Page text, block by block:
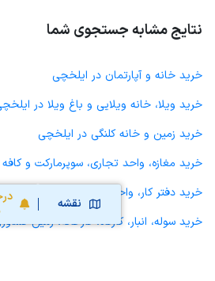
نقشه
نتایج مشابه جستجوی شما
خرید خانه و آپارتمان در ایلخچی
خرید ویلا، خانه ویلایی و باغ ویلا در
خرید زمین و خانه کلنگی در ایلخچی
خرید مغازه، واحد تجاری، سوپرمارکت و
خرید دفتر کار، واحد اداری و مطب پزشکی در
خرید سوله، انبار، کارگاه، کارخانه، زمین